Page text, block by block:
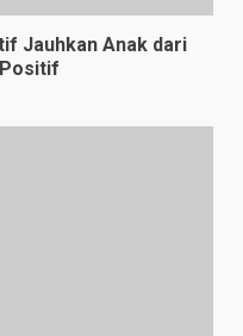
Jauhkan Anak dari